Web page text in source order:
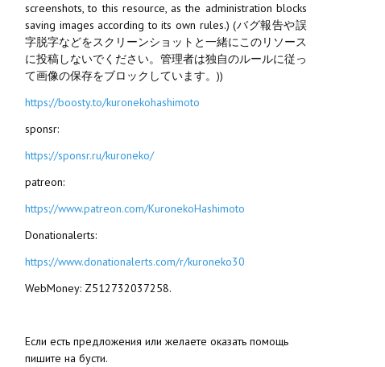
screenshots, to this resource, as the administration blocks
saving images according to its own rules.) (バグ報告や誤
字脱字などをスクリーンショットと一緒にこのリソース
に投稿しないでください。管理者は独自のルールに従っ
て画像の保存をブロックしています。))
https://boosty.to/kuronekohashimoto
sponsr:
https://sponsr.ru/kuroneko/
patreon:
https://www.patreon.com/KuronekoHashimoto
Donationalerts:
https://www.donationalerts.com/r/kuroneko30
WebMoney: Z512732037258.
Если есть предложения или желаете оказать помощь
пишите на бусти.